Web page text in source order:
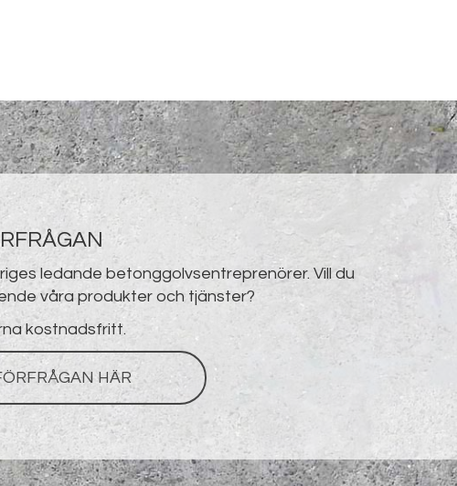
ledande betonggolvsentreprenörer. Vill du
våra produkter och tjänster?
kostnadsfritt.
HÄR